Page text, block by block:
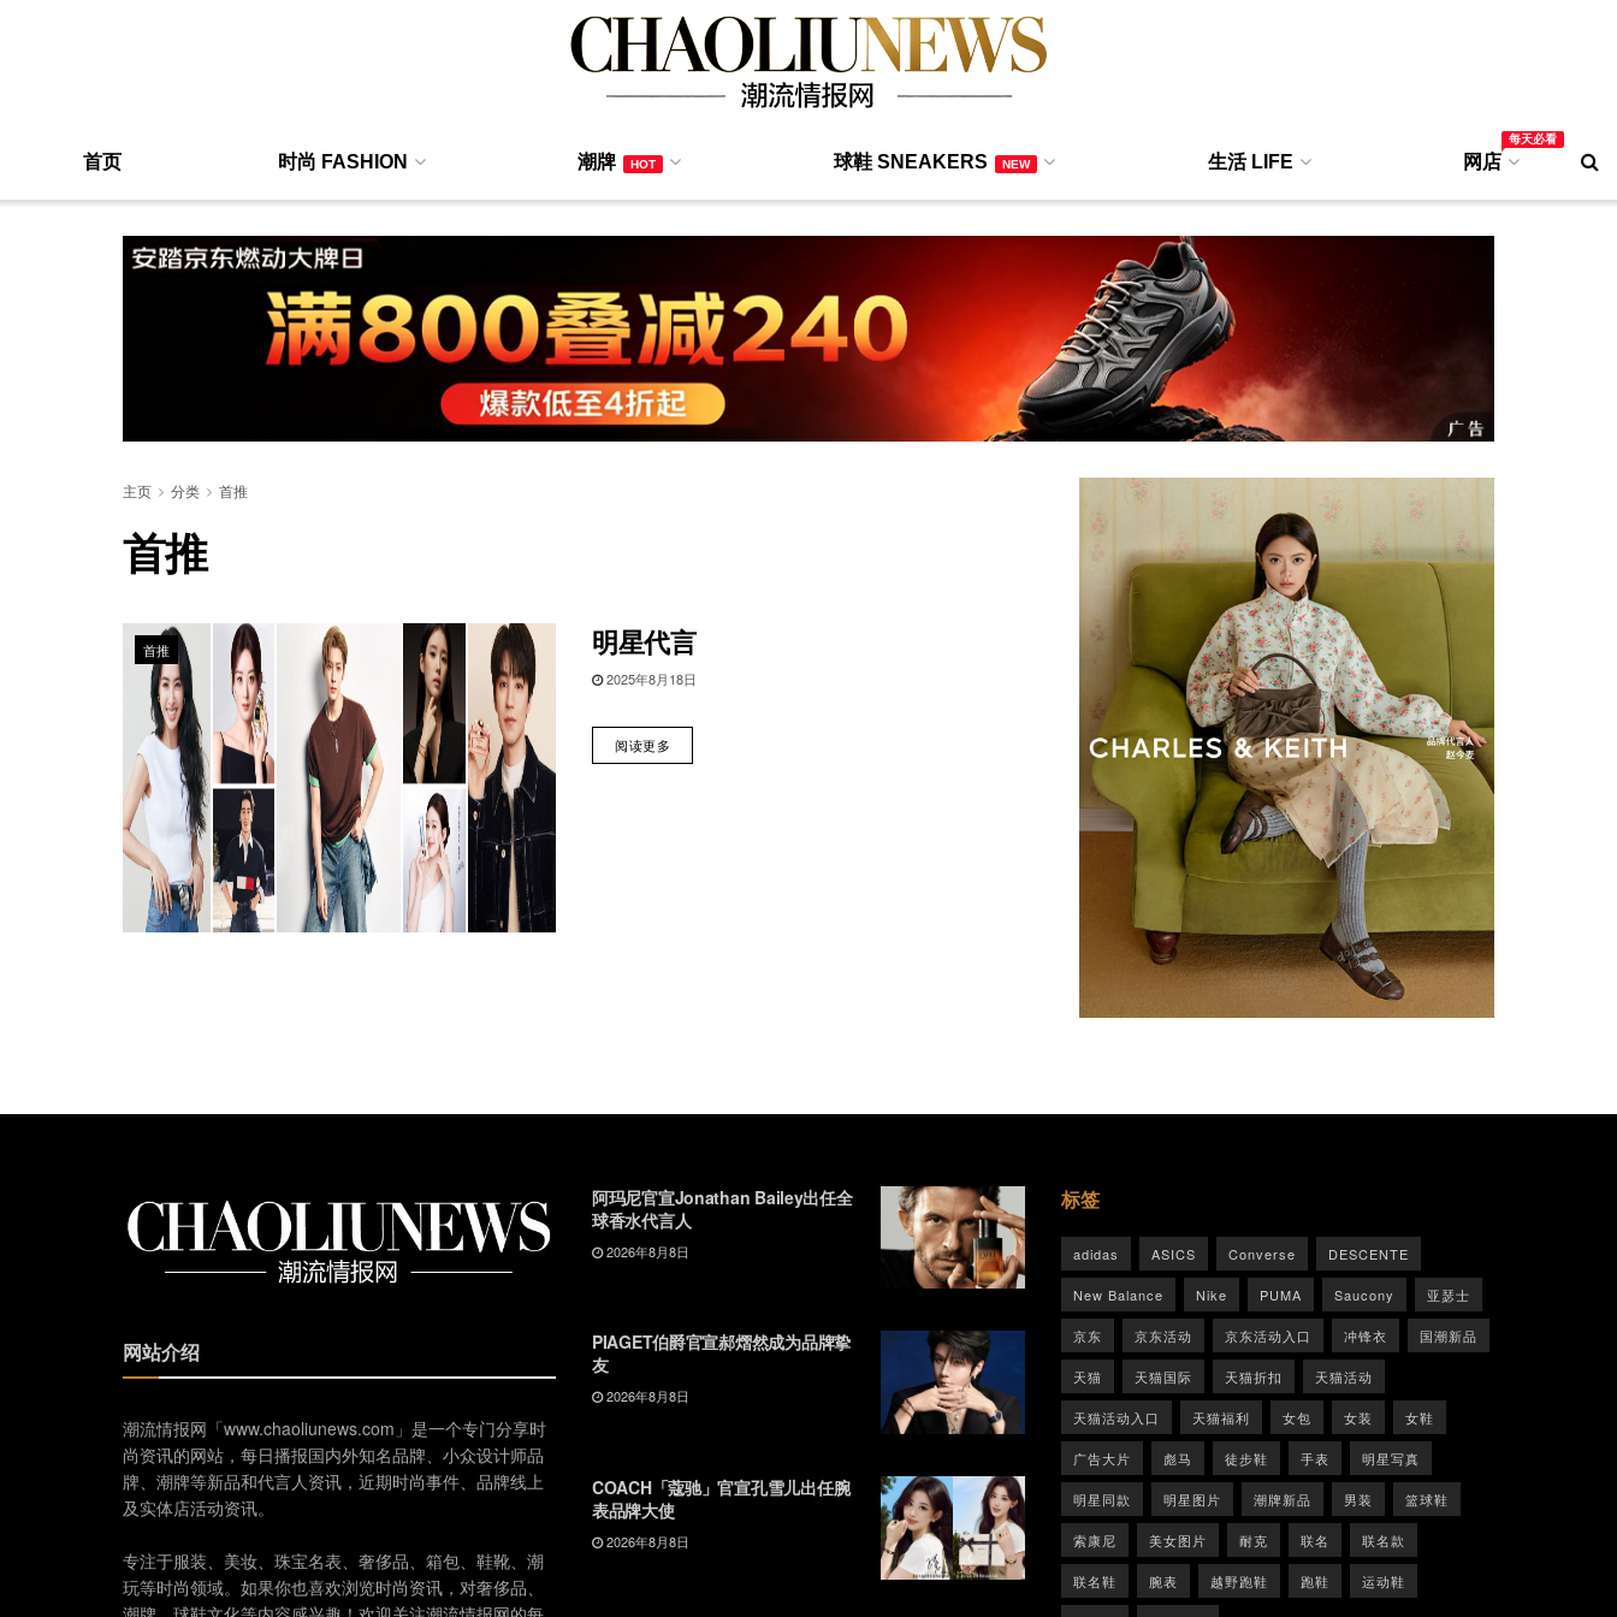
首页 时尚 FASHION 潮牌 HOT 球鞋 SNEAKERS NEW 生活 LIFE 网店
每天必看
主页 分类 首推
首推
首推 明星代言
2025年8月18日
阅读更多
网站介绍
潮流情报网「www.chaoliunews.com」是一个专门分享时
尚资讯的网站，每日播报国内外知名品牌、小众设计师品
牌、潮牌等新品和代言人资讯，近期时尚事件、品牌线上
及实体店活动资讯。
专注于服装、美妆、珠宝名表、奢侈品、箱包、鞋靴、潮
玩等时尚领域。如果你也喜欢浏览时尚资讯，对奢侈品、
阿玛尼官宣Jonathan Bailey出任全
球香水代言人
2026年8月8日
PIAGET伯爵官宣郝熠然成为品牌挚
友
2026年8月8日
COACH「蔻驰」官宣孔雪儿出任腕
表品牌大使
2026年8月8日
标签
adidas ASICS Converse DESCENTE
New Balance Nike PUMA Saucony 亚瑟士
京东 京东活动 京东活动入口 冲锋衣 国潮新品
天猫 天猫国际 天猫折扣 天猫活动
天猫活动入口 天猫福利 女包 女装 女鞋
广告大片 彪马 徒步鞋 手表 明星写真
明星同款 明星图片 潮牌新品 男装 篮球鞋
索康尼 美女图片 耐克 联名 联名款
联名鞋 腕表 越野跑鞋 跑鞋 运动鞋